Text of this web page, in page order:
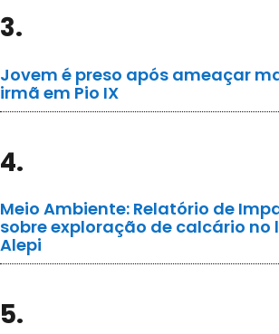
3.
Jovem é preso após ameaçar
irmã em Pio IX
4.
Meio Ambiente: Relatório de
sobre exploração de calcário no
Alepi
5.